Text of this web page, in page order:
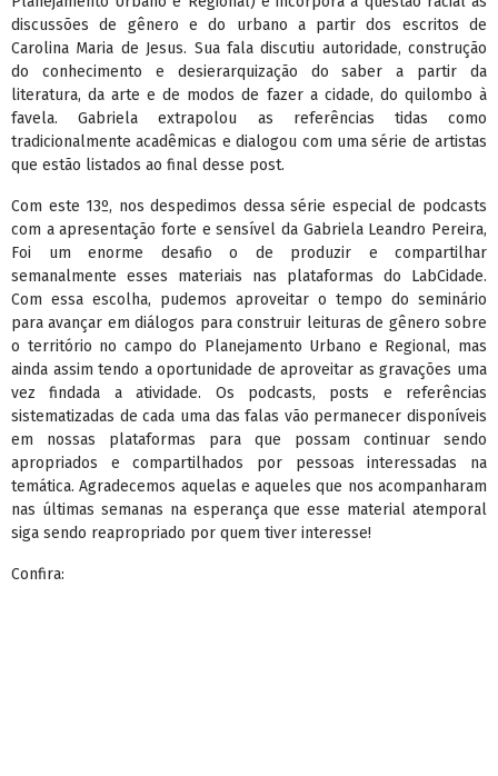
discussões de gênero e do urbano a partir dos escritos de
Carolina Maria de Jesus. Sua fala discutiu autoridade, construção
do conhecimento e desierarquização do saber a partir da
literatura, da arte e de modos de fazer a cidade, do quilombo à
favela. Gabriela extrapolou as referências tidas como
tradicionalmente acadêmicas e dialogou com uma série de artistas
que estão listados ao final desse post.
Com este 13º, nos despedimos dessa série especial de podcasts
com a apresentação forte e sensível da Gabriela Leandro Pereira,
Foi um enorme desafio o de produzir e compartilhar
semanalmente esses materiais nas plataformas do LabCidade.
Com essa escolha, pudemos aproveitar o tempo do seminário
para avançar em diálogos para construir leituras de gênero sobre
o território no campo do Planejamento Urbano e Regional, mas
ainda assim tendo a oportunidade de aproveitar as gravações uma
vez findada a atividade. Os podcasts, posts e referências
sistematizadas de cada uma das falas vão permanecer disponíveis
em nossas plataformas para que possam continuar sendo
apropriados e compartilhados por pessoas interessadas na
temática. Agradecemos aquelas e aqueles que nos acompanharam
nas últimas semanas na esperança que esse material atemporal
siga sendo reapropriado por quem tiver interesse!
Confira: